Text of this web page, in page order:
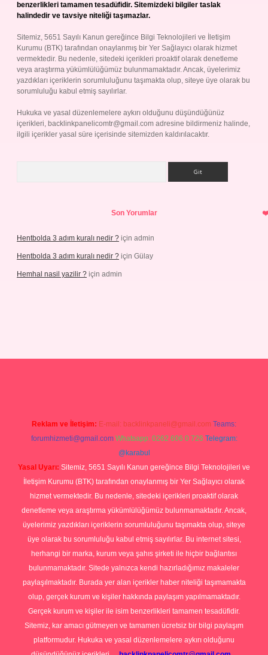
benzerlikleri tamamen tesadüfidir. Sitemizdeki bilgiler taslak
halindedir ve tavsiye niteliği taşımazlar.
Sitemiz, 5651 Sayılı Kanun gereğince Bilgi Teknolojileri ve İletişim
Kurumu (BTK) tarafından onaylanmış bir Yer Sağlayıcı olarak hizmet
vermektedir. Bu nedenle, sitedeki içerikleri proaktif olarak denetleme
veya araştırma yükümlülüğümüz bulunmamaktadır. Ancak, üyelerimiz
yazdıkları içeriklerin sorumluluğunu taşımakta olup, siteye üye olarak bu
sorumluluğu kabul etmiş sayılırlar.
Hukuka ve yasal düzenlemelere aykırı olduğunu düşündüğünüz
içerikleri, backlinkpanelicomtr@gmail.com adresine bildirmeniz halinde,
ilgili içerikler yasal süre içerisinde sitemizden kaldırılacaktır.
Son Yorumlar
Hentbolda 3 adım kuralı nedir ? için admin
Hentbolda 3 adım kuralı nedir ? için Gülay
Hemhal nasil yazilir ? için admin
Reklam ve İletişim: E-mail: backlinkpaneli@gmail.com Teams:
forumhizmeti@gmail.com Whatsapp: 0262 606 0 726 Telegram:
@karabul
Yasal Uyarı: Sitemiz, 5651 Sayılı Kanun gereğince Bilgi Teknolojileri ve
İletişim Kurumu (BTK) tarafından onaylanmış bir Yer Sağlayıcı olarak
hizmet vermektedir. Bu nedenle, sitedeki içerikleri proaktif olarak
denetleme veya araştırma yükümlülüğümüz bulunmamaktadır. Ancak,
üyelerimiz yazdıkları içeriklerin sorumluluğunu taşımakta olup, siteye
üye olarak bu sorumluluğu kabul etmiş sayılırlar. Bu internet sitesi,
herhangi bir marka, kurum veya şahıs şirketi ile hiçbir bağlantısı
bulunmamaktadır. Sitede yalnızca kendi hazırladığımız makaleler
paylaşılmaktadır. Burada yer alan içerikler haber niteliği taşımamakta
olup, gerçek kurum ve kişiler hakkında paylaşım yapılmamaktadır.
Gerçek kurum ve kişiler ile isim benzerlikleri tamamen tesadüfidir.
Sitemiz, kar amacı gütmeyen ve tamamen ücretsiz bir bilgi paylaşım
platformudur. Hukuka ve yasal düzenlemelere aykırı olduğunu